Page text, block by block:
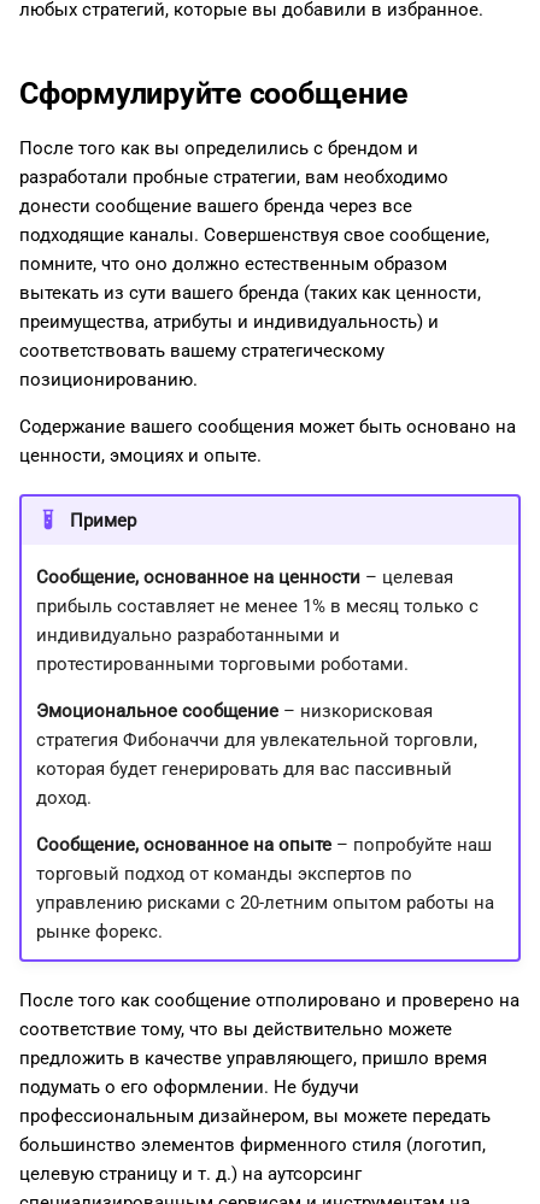
любых стратегий, которые вы добавили в избранное.
Сформулируйте сообщение
После того как вы определились с брендом и
разработали пробные стратегии, вам необходимо
донести сообщение вашего бренда через все
подходящие каналы. Совершенствуя свое сообщение,
помните, что оно должно естественным образом
вытекать из сути вашего бренда (таких как ценности,
преимущества, атрибуты и индивидуальность) и
соответствовать вашему стратегическому
позиционированию.
Содержание вашего сообщения может быть основано на
ценности, эмоциях и опыте.
Пример
Сообщение, основанное на ценности– целевая
прибыль составляет не менее 1% в месяц только с
индивидуально разработанными и
протестированными торговыми роботами.
Эмоциональное сообщение– низкорисковая
стратегия Фибоначчи для увлекательной торговли,
которая будет генерировать для вас пассивный
доход.
Сообщение, основанное на опыте– попробуйте наш
торговый подход от команды экспертов по
управлению рисками с 20-летним опытом работы на
рынке форекс.
После того как сообщение отполировано и проверено на
соответствие тому, что вы действительно можете
предложить в качестве управляющего, пришло время
подумать о его оформлении. Не будучи
профессиональным дизайнером, вы можете передать
большинство элементов фирменного стиля (логотип,
целевую страницу и т. д.) на аутсорсинг